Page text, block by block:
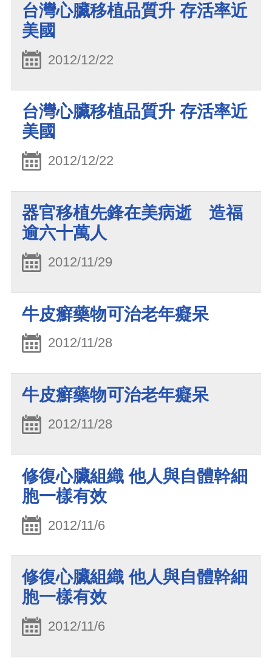
台灣心臟移植品質升 存活率近
美國
2012/12/22
台灣心臟移植品質升 存活率近
美國
2012/12/22
器官移植先鋒在美病逝 造福
逾六十萬人
2012/11/29
牛皮癬藥物可治老年癡呆
2012/11/28
牛皮癬藥物可治老年癡呆
2012/11/28
修復心臟組織 他人與自體幹細
胞一樣有效
2012/11/6
修復心臟組織 他人與自體幹細
胞一樣有效
2012/11/6